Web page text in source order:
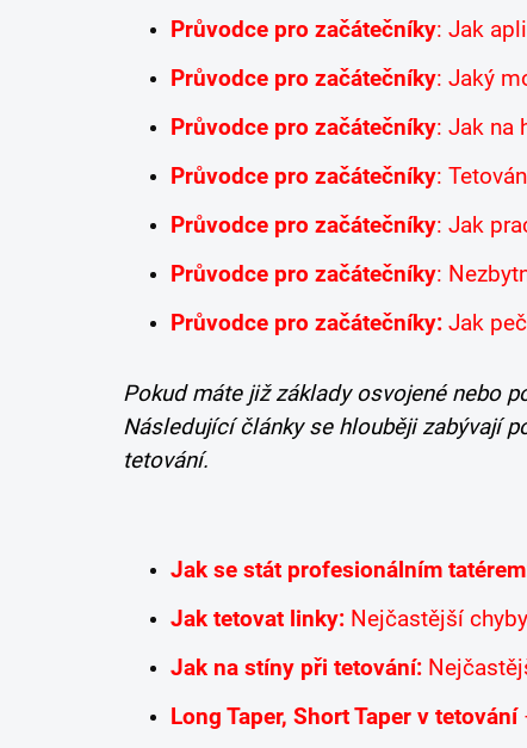
Průvodce pro začátečníky: Jak
Průvodce pro začátečníky: Jaký
Průvodce pro začátečníky: Jak na
Průvodce pro začátečníky:
Průvodce pro začátečníky: Jak
Průvodce pro začátečníky:
Průvodce pro začátečníky: Jak
Pokud máte již základy osvojené nebo
Následující články se hlouběji zabývají
tetování.
Jak se stát profesionálním
Jak tetovat linky: Nejčastější
Jak na stíny při tetování:
Long Taper, Short Taper v tetování